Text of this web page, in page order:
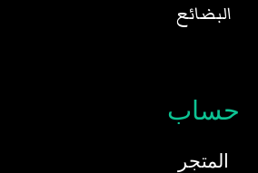
البضائع
حساب
المتجر